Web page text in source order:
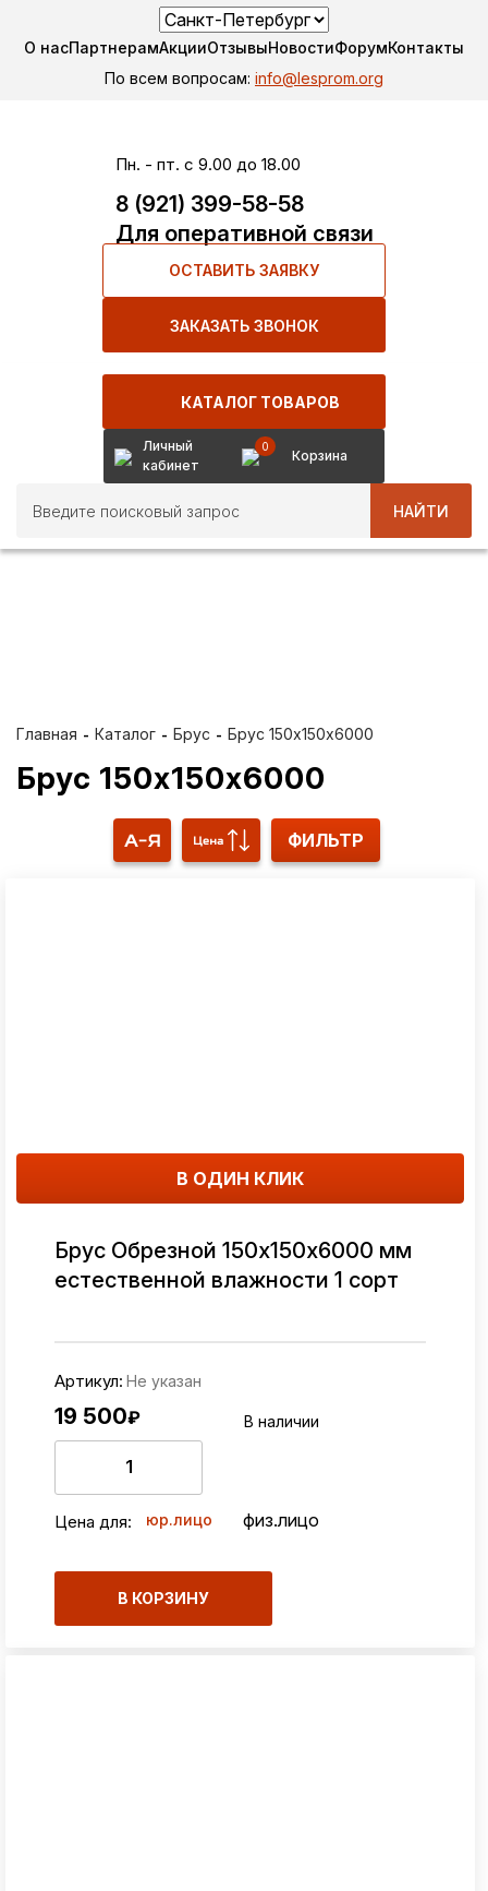
О насПартнерамАкцииОтзывыНовостиФорумКонтакты
По всем вопросам: info@lesprom.org
Пн. - пт. с 9.00 до 18.00
8 (921) 399-58-58
Для оперативной связи
ОСТАВИТЬ ЗАЯВКУ
ЗАКАЗАТЬ ЗВОНОК
КАТАЛОГ ТОВАРОВ
НАЙТИ
Личный
кабинет
0
Корзина
Главная Каталог Брус Брус 150х150x6000
Брус 150х150x6000
ФИЛЬТР
В ОДИН КЛИК
Брус Обрезной 150х150х6000 мм
естественной влажности 1 сорт
Артикул: Не указан
19 500₽ В наличии
Цена для: юр.лицо физ.лицо
В КОРЗИНУ